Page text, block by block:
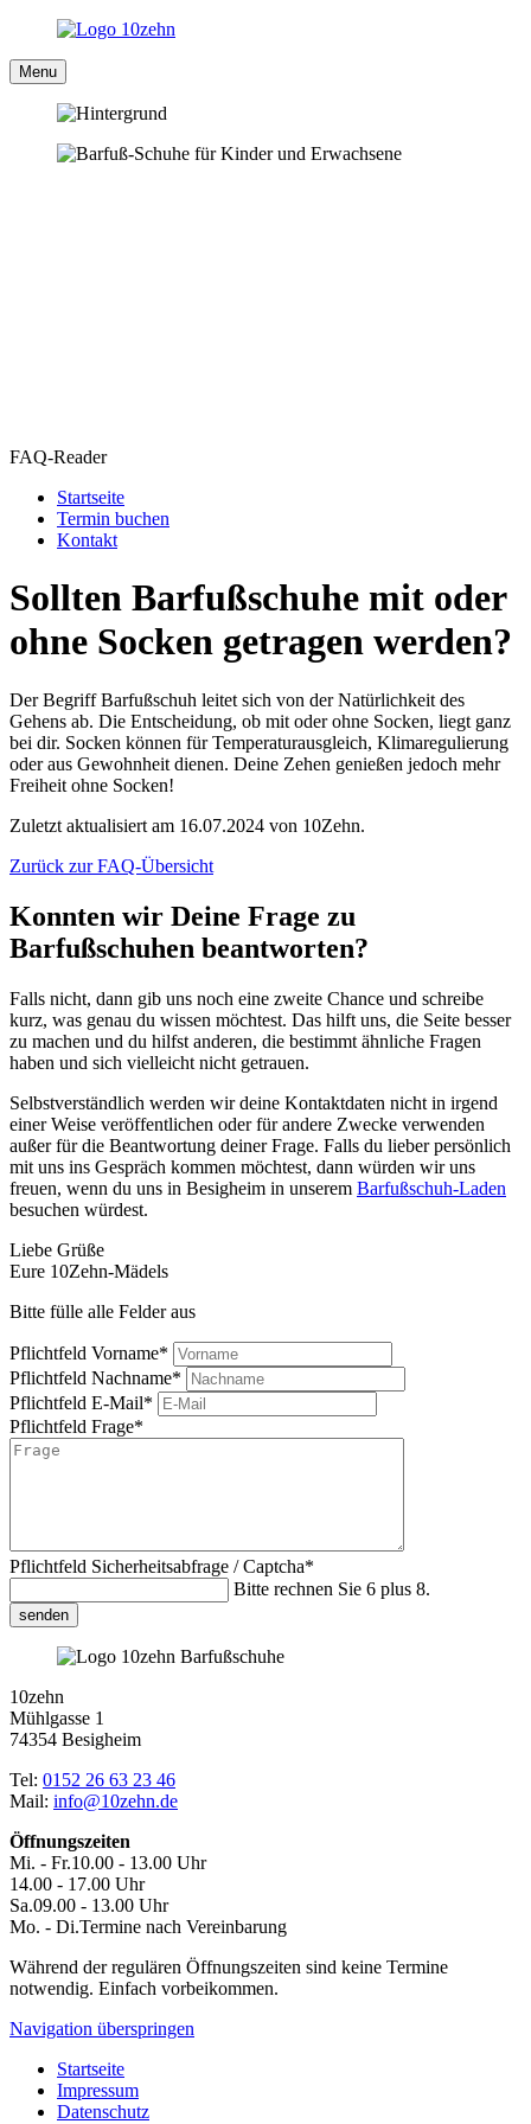
Menu
FAQ-Reader
Startseite
Termin buchen
Kontakt
Sollten Barfußschuhe mit oder
ohne Socken getragen werden?
Der Begriff Barfußschuh leitet sich von der Natürlichkeit des
Gehens ab. Die Entscheidung, ob mit oder ohne Socken, liegt ganz
bei dir. Socken können für Temperaturausgleich, Klimaregulierung
oder aus Gewohnheit dienen. Deine Zehen genießen jedoch mehr
Freiheit ohne Socken!
Zuletzt aktualisiert am 16.07.2024 von 10Zehn.
Zurück zur FAQ-Übersicht
Konnten wir Deine Frage zu
Barfußschuhen beantworten?
Falls nicht, dann gib uns noch eine zweite Chance und schreibe
kurz, was genau du wissen möchtest. Das hilft uns, die Seite besser
zu machen und du hilfst anderen, die bestimmt ähnliche Fragen
haben und sich vielleicht nicht getrauen.
Selbstverständlich werden wir deine Kontaktdaten nicht in irgend
einer Weise veröffentlichen oder für andere Zwecke verwenden
außer für die Beantwortung deiner Frage. Falls du lieber persönlich
mit uns ins Gespräch kommen möchtest, dann würden wir uns
freuen, wenn du uns in Besigheim in unserem Barfußschuh-Laden
besuchen würdest.
Liebe Grüße
Eure 10Zehn-Mädels
Bitte fülle alle Felder aus
Pflichtfeld Vorname*
Pflichtfeld Nachname*
Pflichtfeld E-Mail*
Pflichtfeld Frage*
Pflichtfeld Sicherheitsabfrage / Captcha*
Bitte rechnen Sie 6 plus 8.
senden
10zehn
Mühlgasse 1
74354 Besigheim
Tel: 0152 26 63 23 46
Mail: info@10zehn.de
Öffnungszeiten
Mi. - Fr.10.00 - 13.00 Uhr
14.00 - 17.00 Uhr
Sa.09.00 - 13.00 Uhr
Mo. - Di.Termine nach Vereinbarung
Während der regulären Öffnungszeiten sind keine Termine
notwendig. Einfach vorbeikommen.
Navigation überspringen
Startseite
Impressum
Datenschutz